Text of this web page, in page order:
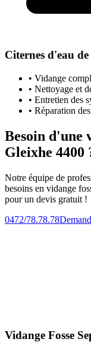
Citernes d'eau
• Vidange
• Nettoyage et
• Entretien des
• Réparation
Besoin d'une
Gleixhe 4400
Notre équipe de
besoins en vidange
pour un devis gratuit !
0472/78.78.78
Vidange Fosse